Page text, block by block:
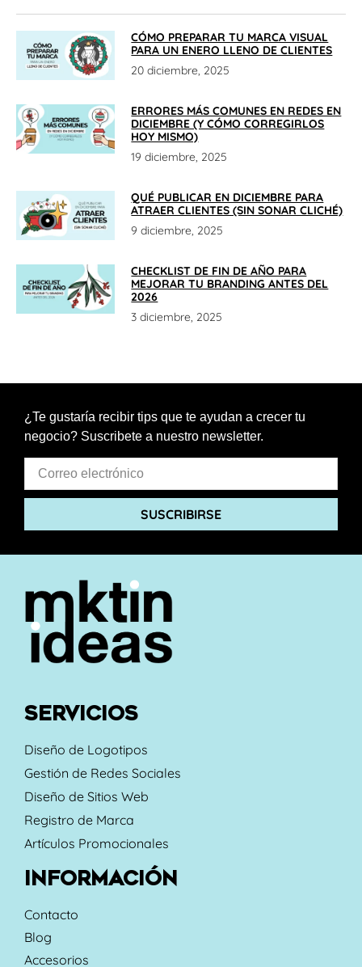
CÓMO PREPARAR TU MARCA VISUAL
PARA UN ENERO LLENO DE CLIENTES
20 diciembre, 2025
ERRORES MÁS COMUNES EN REDES EN
DICIEMBRE (Y CÓMO CORREGIRLOS
HOY MISMO)
19 diciembre, 2025
QUÉ PUBLICAR EN DICIEMBRE PARA
ATRAER CLIENTES (SIN SONAR CLICHÉ)
9 diciembre, 2025
CHECKLIST DE FIN DE AÑO PARA
MEJORAR TU BRANDING ANTES DEL
2026
3 diciembre, 2025
¿Te gustaría recibir tips que te ayudan a crecer tu
negocio? Suscribete a nuestro newsletter.
SUSCRIBIRSE
SERVICIOS
Diseño de Logotipos
Gestión de Redes Sociales
Diseño de Sitios Web
Registro de Marca
Artículos Promocionales
INFORMACIÓN
Contacto
Blog
Accesorios